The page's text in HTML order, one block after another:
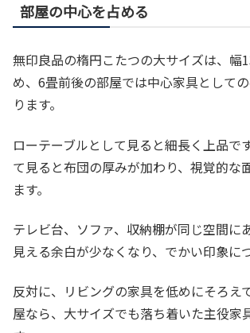
部屋の中心を占める
無印良品の楕円こたつの大サイズは、幅
め、6畳前後の部屋では中心家具として
ります。
ローテーブルとして見ると細長く上品で
て見ると布団の厚みが加わり、視覚的な
ます。
テレビ台、ソファ、収納棚が同じ空間に
見える余白が少なくなり、でかい印象に
反対に、リビングの家具を低めにそろえ
屋なら、大サイズでも落ち着いた主役家